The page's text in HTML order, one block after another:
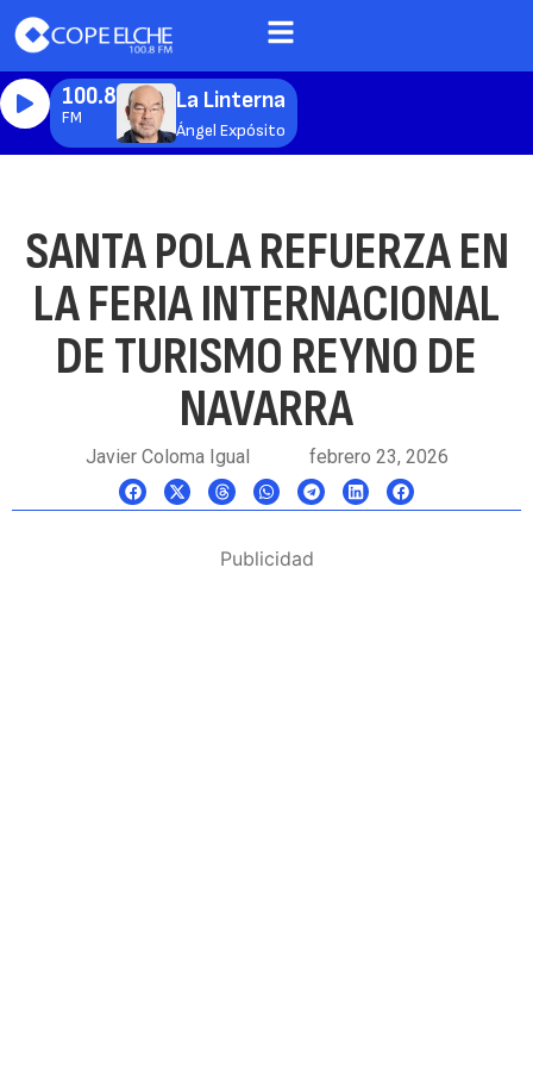
100.8
FM
La Linterna
Ángel Expósito
SANTA POLA REFUERZA EN
LA FERIA INTERNACIONAL
DE TURISMO REYNO DE
NAVARRA
Javier Coloma Igual febrero 23, 2026
Publicidad